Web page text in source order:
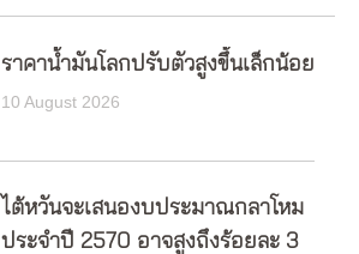
ราคาน้ำมันโลกปรับตัวสูงขึ้นเล็กน้อย
10 August 2026
ไต้หวันจะเสนองบประมาณกลาโหม
ประจำปี 2570 อาจสูงถึงร้อยละ 3